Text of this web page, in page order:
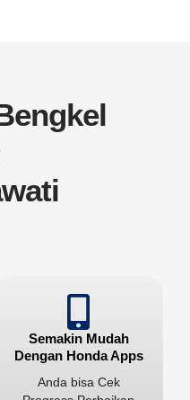
Semakin Mudah
Dengan Honda Apps
Anda bisa Cek